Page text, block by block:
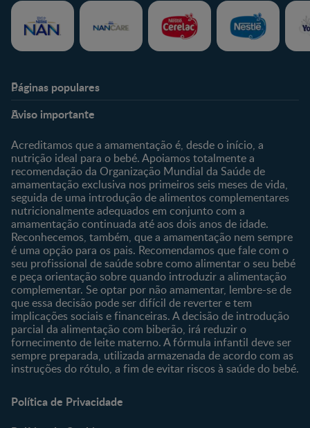
Páginas populares
Sobre Nós
Sobre o Clube
Clube Bebé Nestlé
Entrar/Registe-se
Comprar
Os nossos produtos
As nossas marcas
Aviso importante
Acreditamos que a amamentação é, desde o início, a
nutrição ideal para o bebé. Apoiamos totalmente a
recomendação da Organização Mundial da Saúde de
amamentação exclusiva nos primeiros seis meses de vida,
seguida de uma introdução de alimentos complementares
nutricionalmente adequados em conjunto com a
amamentação continuada até aos dois anos de idade.
Reconhecemos, também, que a amamentação nem sempre
é uma opção para os pais. Recomendamos que fale com o
seu profissional de saúde sobre como alimentar o seu bebé
e peça orientação sobre quando introduzir a alimentação
complementar. Se optar por não amamentar, lembre-se de
que essa decisão pode ser difícil de reverter e tem
implicações sociais e financeiras. A decisão de introdução
parcial da alimentação com biberão, irá reduzir o
fornecimento de leite materno. A fórmula infantil deve ser
sempre preparada, utilizada armazenada de acordo com as
instruções do rótulo, a fim de evitar riscos à saúde do bebé.
Política de Privacidade